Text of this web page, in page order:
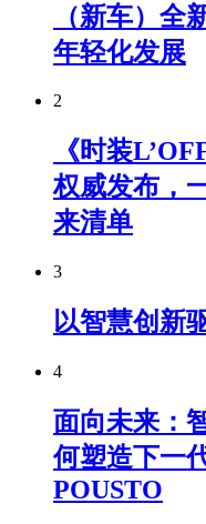
（新车）全
年轻化发展
2
《时装
权威发布，
来清单
3
以智慧创新
4
面向未来：
何塑造下一
POUSTO